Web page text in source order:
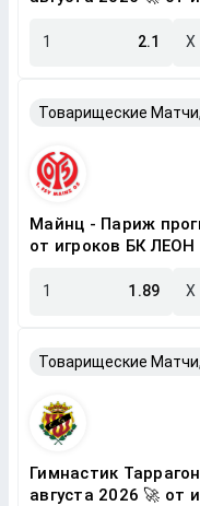
1 2.1 X
Майнц - Париж
от игроков БК ЛЕОН
1 1.89 X
Гимнастик
августа 2026 🚀 от